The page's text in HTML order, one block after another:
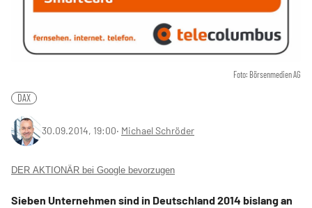
Foto: Börsenmedien AG
DAX
30.09.2014, 19:00‧ Michael Schröder
DER AKTIONÄR bei Google bevorzugen
Sieben Unternehmen sind in Deutschland 2014 bislang an